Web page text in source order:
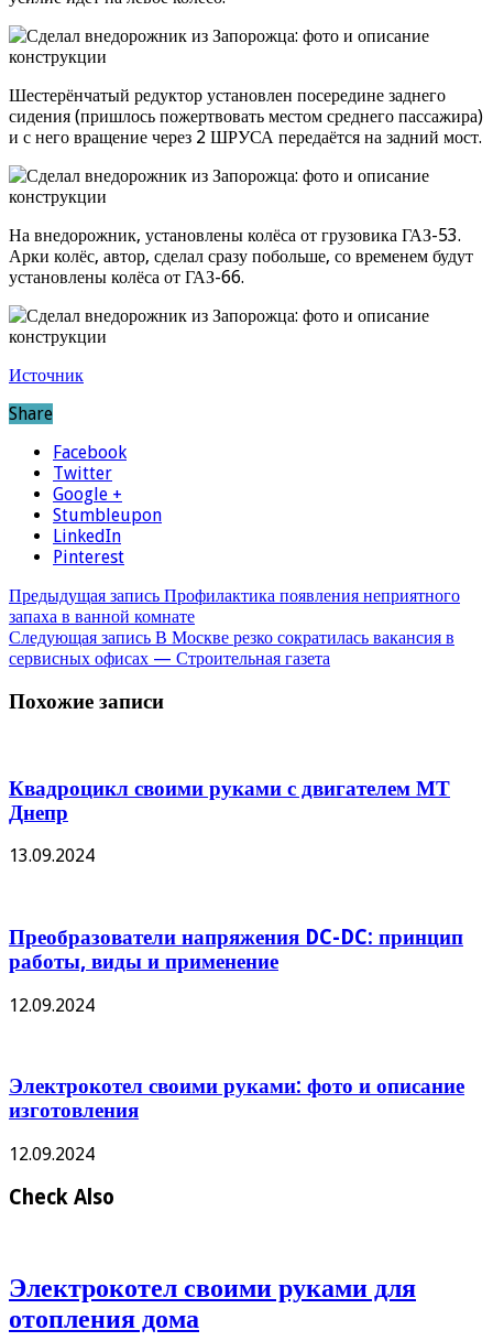
Шестерёнчатый редуктор установлен посередине заднего
сидения (пришлось пожертвовать местом среднего пассажира)
и с него вращение через 2 ШРУСА передаётся на задний мост.
На внедорожник, установлены колёса от грузовика ГАЗ-53.
Арки колёс, автор, сделал сразу побольше, со временем будут
установлены колёса от ГАЗ-66.
Источник
Share
Facebook
Twitter
Google +
Stumbleupon
LinkedIn
Pinterest
Предыдущая запись Профилактика появления неприятного
запаха в ванной комнате
Следующая запись В Москве резко сократилась вакансия в
сервисных офисах — Строительная газета
Похожие записи
Квадроцикл своими руками с двигателем МТ
Днепр
13.09.2024
Преобразователи напряжения DC-DC: принцип
работы, виды и применение
12.09.2024
Электрокотел своими руками: фото и описание
изготовления
12.09.2024
Check Also
Электрокотел своими руками для
отопления дома